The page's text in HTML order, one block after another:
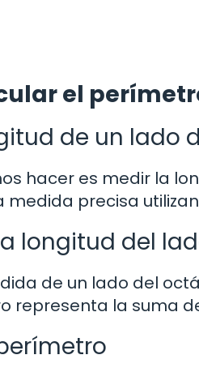
el
de un lado
hacer es medir la
precisa
longitud del
de un lado del
representa la suma